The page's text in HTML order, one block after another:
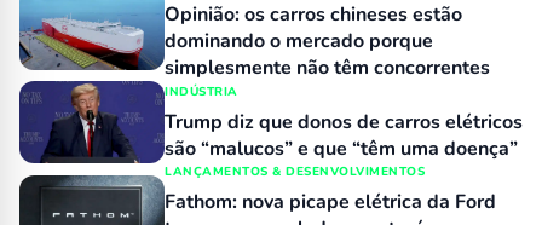
Opinião: os carros chineses estão
dominando o mercado porque
simplesmente não têm concorrentes
INDÚSTRIA
Trump diz que donos de carros elétricos
são “malucos” e que “têm uma doença”
LANÇAMENTOS & DESENVOLVIMENTOS
Fathom: nova picape elétrica da Ford